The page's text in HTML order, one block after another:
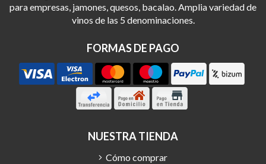
para empresas, jamones, quesos, bacalao. Amplia variedad de
vinos de las 5 denominaciones.
FORMAS DE PAGO
NUESTRA TIENDA
Cómo comprar